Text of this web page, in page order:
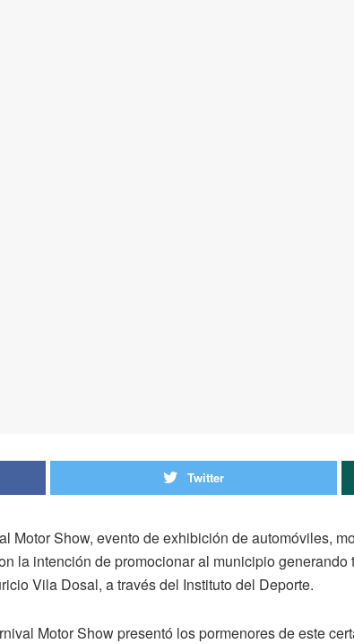
Twitter
Motor Show, evento de exhibición de automóviles,
la intención de promocionar al municipio
Vila Dosal, a través del Instituto del Deporte.
Motor Show presentó los pormenores de este